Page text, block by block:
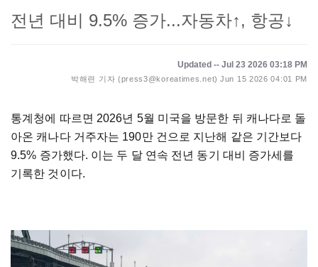
전년 대비 9.5% 증가...자동차↑, 항공↓
Updated -- Jul 23 2026 03:18 PM
박해련 기자 (press3@koreatimes.net) Jun 15 2026 04:01 PM
통계청에 따르면 2026년 5월 미국을 방문한 뒤 캐나다로 돌
아온 캐나다 거주자는 190만 건으로 지난해 같은 기간보다
9.5% 증가했다. 이는 두 달 연속 전년 동기 대비 증가세를
기록한 것이다.